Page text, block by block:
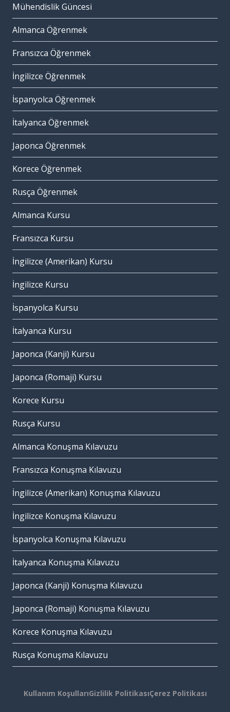
Mühendislik Güncesi
Almanca Öğrenmek
Fransızca Öğrenmek
İngilizce Öğrenmek
İspanyolca Öğrenmek
İtalyanca Öğrenmek
Japonca Öğrenmek
Korece Öğrenmek
Rusça Öğrenmek
Almanca Kursu
Fransızca Kursu
İngilizce (Amerikan) Kursu
İngilizce Kursu
İspanyolca Kursu
İtalyanca Kursu
Japonca (Kanji) Kursu
Japonca (Romaji) Kursu
Korece Kursu
Rusça Kursu
Almanca Konuşma Kılavuzu
Fransızca Konuşma Kılavuzu
İngilizce (Amerikan) Konuşma Kılavuzu
İngilizce Konuşma Kılavuzu
İspanyolca Konuşma Kılavuzu
İtalyanca Konuşma Kılavuzu
Japonca (Kanji) Konuşma Kılavuzu
Japonca (Romaji) Konuşma Kılavuzu
Korece Konuşma Kılavuzu
Rusça Konuşma Kılavuzu
Kullanım KoşullarıGizlilik PolitikasıÇerez Politikası